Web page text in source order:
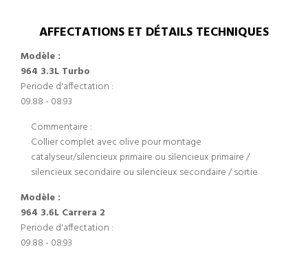
AFFECTATIONS ET DÉTAILS TECHNIQUES
Modèle :
964 3.3L Turbo
Periode d'affectation :
09.88 - 08.93
Commentaire :
Collier complet avec olive pour montage
catalyseur/silencieux primaire ou silencieux primaire /
silencieux secondaire ou silencieux secondaire / sortie
Modèle :
964 3.6L Carrera 2
Periode d'affectation :
09.88 - 08.93